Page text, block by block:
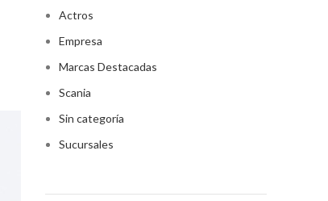
Actros
Empresa
Marcas Destacadas
Scania
Sin categoría
Sucursales